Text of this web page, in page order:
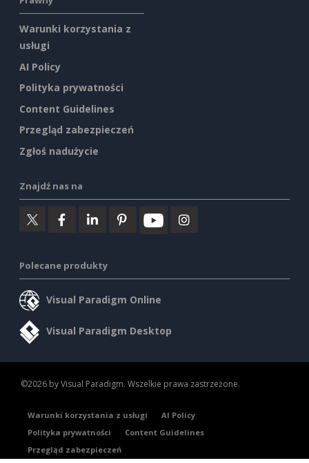
Warunki korzystania z
usługi
AI Policy
Polityka prywatności
Content Guidelines
Przegląd zabezpieczeń
Zgłoś nadużycie
Znajdź nas na
Polecane produkty
Visual Paradigm Online
Visual Paradigm Desktop
©2026 by Visual Paradigm. Wszelkie prawa zastrzeżone.
Warunki korzystania z usługi
AI Policy
Polityka prywatności
Content Guidelines
Przegląd zabezpieczeń